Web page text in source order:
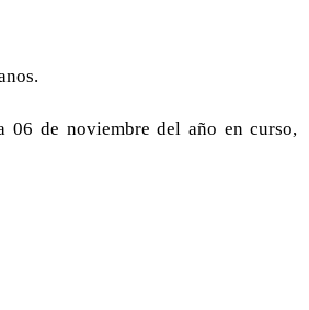
06 de noviembre del año en curso,